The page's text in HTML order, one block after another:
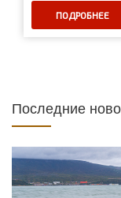
ПОДРОБНЕЕ
Последние